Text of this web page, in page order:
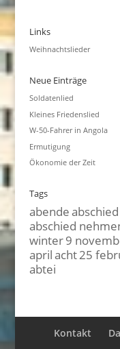
Links
Weihnachtslieder
Neue Einträge
Soldatenlied
Kleines Friedenslied
W-50-Fahrer in Angola
Ermutigung
Ökonomie der Zeit
Tags
abendeabschied
abschied
winter9
aprilacht25
abtei
Kontakt